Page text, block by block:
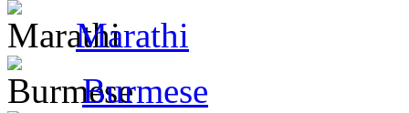
Marathi
Burmese